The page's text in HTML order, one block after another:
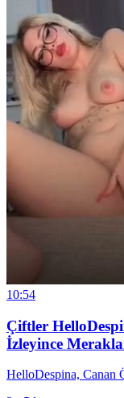
10:54
Çiftler
İzleyince
HelloDespina, Canan